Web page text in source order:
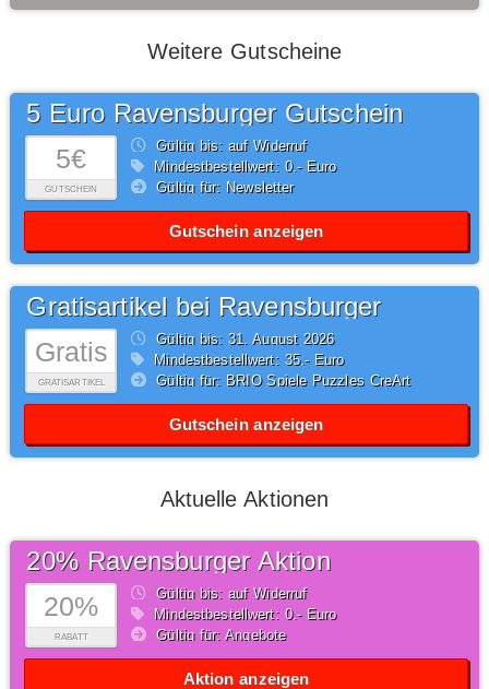
Weitere Gutscheine
5€
GUTSCHEIN
5 Euro Ravensburger Gutschein
Gültig bis: auf Widerruf
Mindestbestellwert: 0,- Euro
Gültig für: Newsletter
Gutschein anzeigen
Gratis
GRATISARTIKEL
Gratisartikel bei Ravensburger
Gültig bis: 31.August2026
Mindestbestellwert: 35,- Euro
Gültig für: BRIO Spiele Puzzles CreArt
Gutschein anzeigen
Aktuelle Aktionen
20%
RABATT
20% Ravensburger Aktion
Gültig bis: auf Widerruf
Mindestbestellwert: 0,- Euro
Gültig für: Angebote
Aktion anzeigen